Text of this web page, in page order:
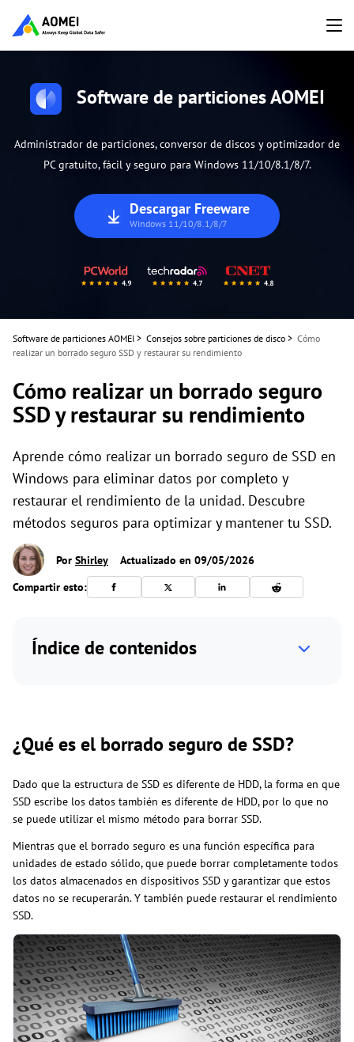
Software de particiones AOMEI
Administrador de particiones, conversor de discos y optimizador de
PC gratuito, fácil y seguro para Windows 11/10/8.1/8/7.
Descargar Freeware
Windows 11/10/8.1/8/7
Software de particiones AOMEI > Consejos sobre particiones de disco > Cómo
realizar un borrado seguro SSD y restaurar su rendimiento
Cómo realizar un borrado seguro
SSD y restaurar su rendimiento
Aprende cómo realizar un borrado seguro de SSD en
Windows para eliminar datos por completo y
restaurar el rendimiento de la unidad. Descubre
métodos seguros para optimizar y mantener tu SSD.
Por Shirley
Actualizado en 09/05/2026
Compartir esto:
Índice de contenidos
¿Qué es el borrado seguro de SSD?
Dado que la estructura de SSD es diferente de HDD, la forma en que
SSD escribe los datos también es diferente de HDD, por lo que no
se puede utilizar el mismo método para borrar SSD.
Mientras que el borrado seguro es una función específica para
unidades de estado sólido, que puede borrar completamente todos
los datos almacenados en dispositivos SSD y garantizar que estos
datos no se recuperarán. Y también puede restaurar el rendimiento
SSD.